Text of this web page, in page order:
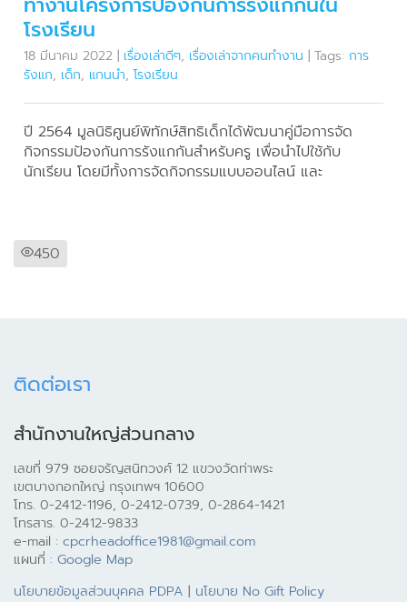
โรงเรียน
18 มีนาคม 2022 | เรื่องเล่าดีๆ, เรื่องเล่าจากคนทำงาน | Tags: การ
รังแก, เด็ก, แกนนำ, โรงเรียน
ปี 2564 มูลนิธิศูนย์พิทักษ์สิทธิเด็กได้พัฒนาคู่มือการจัด
กิจกรรมป้องกันการรังแกกันสำหรับครู เพื่อนำไปใช้กับ
นักเรียน โดยมีทั้งการจัดกิจกรรมแบบออนไลน์ และ
450
ติดต่อเรา
สำนักงานใหญ่ส่วนกลาง
เลขที่ 979 ซอยจรัญสนิทวงศ์ 12 แขวงวัดท่าพระ
เขตบางกอกใหญ่ กรุงเทพฯ 10600
โทร. 0-2412-1196, 0-2412-0739, 0-2864-1421
โทรสาร. 0-2412-9833
e-mail : cpcrheadoffice1981@gmail.com
แผนที่ : Google Map
นโยบายข้อมูลส่วนบุคคล PDPA | นโยบาย No Gift Policy